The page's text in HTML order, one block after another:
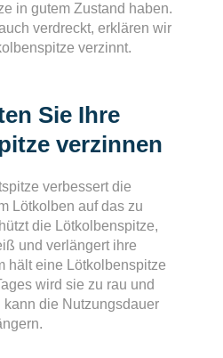
in gutem Zustand haben.
verdreckt, erklären wir
verzinnt.
Sie Ihre
verzinnen
verbessert die
Lötkolben auf das zu
die Lötkolbenspitze,
und verlängert ihre
hält eine Lötkolbenspitze
wird sie zu rau und
kann die Nutzungsdauer